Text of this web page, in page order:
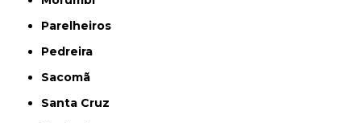
Parelheiros
Pedreira
Sacomã
Santa Cruz